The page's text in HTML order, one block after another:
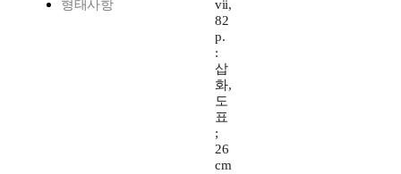
형태사항
vii,
82
p.
:
삽
화,
도
표
;
26
cm